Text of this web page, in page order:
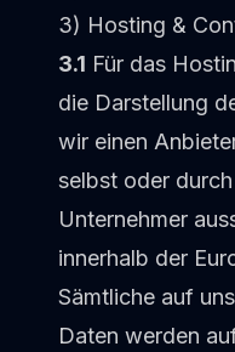
3) Hosting &
3.1 Für das
die Darstellung
wir einen
selbst oder
Unternehmer
innerhalb der
Sämtliche auf
Daten werden